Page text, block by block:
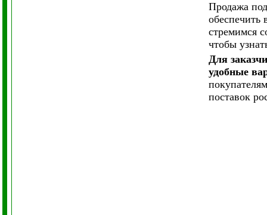
Продажа
стремимся
чтобы
Для
удобные
поставок